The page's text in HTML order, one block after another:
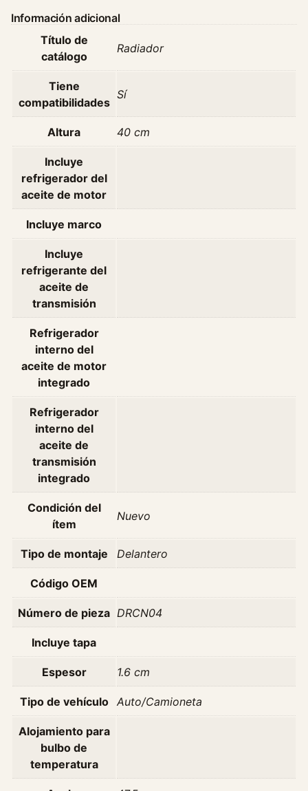
a
S
2
/
a
d
d
Información adicional
Título de
catálogo
Radiador
Tiene
compatibilidades
Sí
Altura 40 cm
Incluye
refrigerador del
aceite de motor
Incluye marco
Incluye
refrigerante del
aceite de
transmisión
Refrigerador
interno del
aceite de motor
integrado
Refrigerador
interno del
aceite de
transmisión
integrado
Condición del
ítem
Nuevo
Tipo de montaje Delantero
Código OEM
Número de pieza DRCN04
Incluye tapa
Espesor 1.6 cm
Tipo de vehículo Auto/Camioneta
Alojamiento para
bulbo de
temperatura